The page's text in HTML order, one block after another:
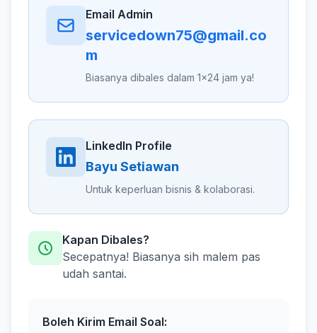
Email Admin
servicedown75@gmail.co
m
Biasanya dibales dalam 1x24 jam ya!
LinkedIn Profile
Bayu Setiawan
Untuk keperluan bisnis & kolaborasi.
Kapan Dibales?
Secepatnya! Biasanya sih malem pas
udah santai.
Boleh Kirim Email Soal: